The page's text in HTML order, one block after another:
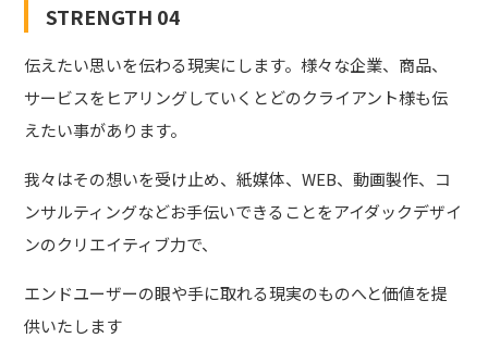
STRENGTH 04
伝えたい思いを伝わる現実にします。様々な企業、商品、
サービスをヒアリングしていくとどのクライアント様も伝
えたい事があります。
我々はその想いを受け止め、紙媒体、WEB、動画製作、コ
ンサルティングなどお手伝いできることをアイダックデザイ
ンのクリエイティブ力で、
エンドユーザーの眼や手に取れる現実のものへと価値を提
供いたします